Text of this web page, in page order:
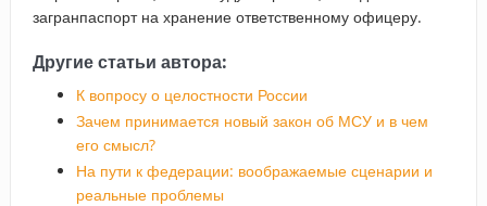
загранпаспорт на хранение ответственному офицеру.
Другие статьи автора:
К вопросу о целостности России
Зачем принимается новый закон об МСУ и в чем
его смысл?
На пути к федерации: воображаемые сценарии и
реальные проблемы